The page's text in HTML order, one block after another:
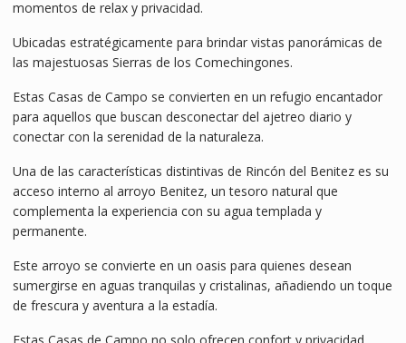
momentos de relax y privacidad.
Ubicadas estratégicamente para brindar vistas panorámicas de
las majestuosas Sierras de los Comechingones.
Estas Casas de Campo se convierten en un refugio encantador
para aquellos que buscan desconectar del ajetreo diario y
conectar con la serenidad de la naturaleza.
Una de las características distintivas de Rincón del Benitez es su
acceso interno al arroyo Benitez, un tesoro natural que
complementa la experiencia con su agua templada y
permanente.
Este arroyo se convierte en un oasis para quienes desean
sumergirse en aguas tranquilas y cristalinas, añadiendo un toque
de frescura y aventura a la estadía.